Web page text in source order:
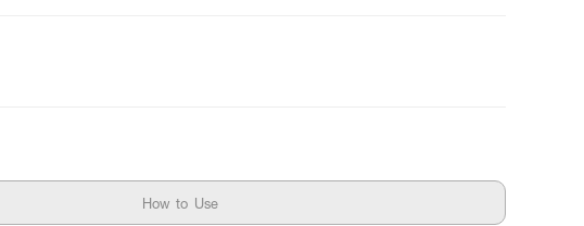
How to Use